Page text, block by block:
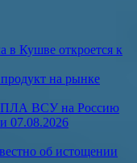
в Кушве откроется к
на рынке
БПЛА ВСУ на Россию
07.08.2026
об истощении